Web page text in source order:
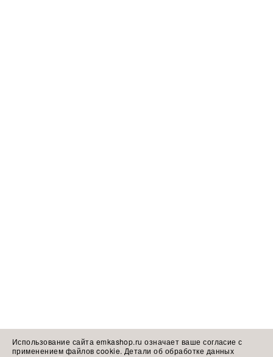
Использование сайта emkashop.ru означает ваше согласие с
применением файлов cookie. Детали об обработке данных